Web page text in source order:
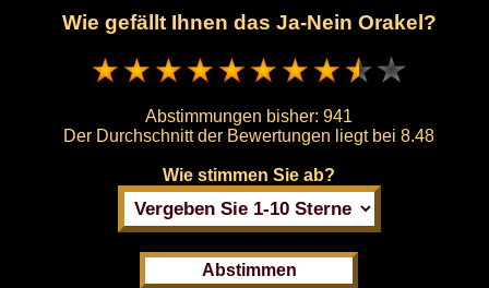
Wie gefällt Ihnen das Ja-Nein Orakel?
Abstimmungen bisher: 941
Der Durchschnitt der Bewertungen liegt bei 8.48
Wie stimmen Sie ab?